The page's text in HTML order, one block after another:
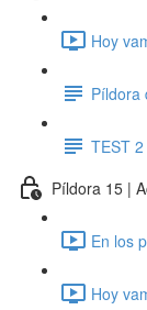
Hoy
Píldora
TEST
Píldora 15 |
En los
Hoy